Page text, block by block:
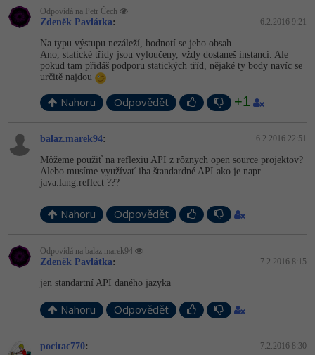
Odpovídá na Petr Čech
Zdeněk Pavlátka: 6.2.2016 9:21
Na typu výstupu nezáleží, hodnotí se jeho obsah.
Ano, statické třídy jsou vyloučeny, vždy dostaneš instanci. Ale
pokud tam přidáš podporu statických tříd, nějaké ty body navíc se
určitě najdou
Nahoru Odpovědět +1
balaz.marek94: 6.2.2016 22:51
Môžeme použiť na reflexiu API z rôznych open source projektov?
Alebo musíme využívať iba štandardné API ako je napr.
java.lang.reflect ???
Nahoru Odpovědět
Odpovídá na balaz.marek94
Zdeněk Pavlátka: 7.2.2016 8:15
jen standartní API daného jazyka
Nahoru Odpovědět
pocitac770: 7.2.2016 8:30